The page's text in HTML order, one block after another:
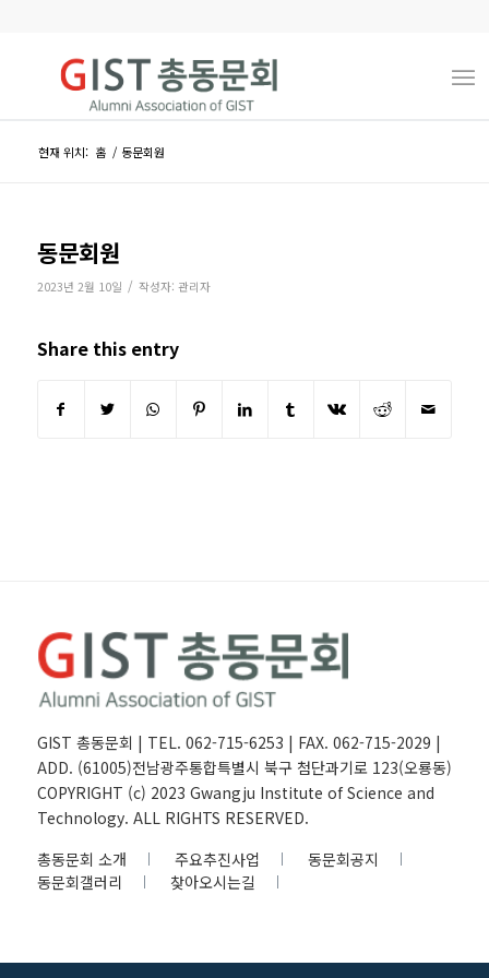
현재 위치: 홈 / 동문회원
동문회원
2023년 2월 10일 / 작성자: 관리자
Share this entry
GIST 총동문회 | TEL. 062-715-6253 | FAX. 062-715-2029 |
ADD. (61005)전남광주통합특별시 북구 첨단과기로 123(오룡동)
COPYRIGHT (c) 2023 Gwangju Institute of Science and
Technology. ALL RIGHTS RESERVED.
총동문회 소개
주요추진사업
동문회공지
동문회갤러리
찾아오시는길